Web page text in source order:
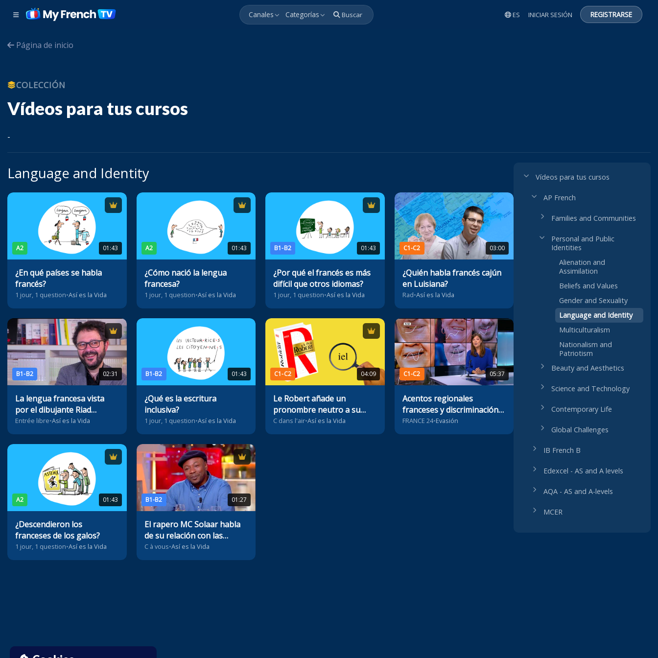
Canales Categorías Buscar ES INICIAR SESIÓN REGISTRARSE
Página de inicio
COLECCIÓN
Vídeos para tus cursos
-
Language and Identity
A2 01:43
¿En qué países se habla
francés?
1 jour, 1 question•Así es la Vida
A2 01:43
¿Cómo nació la lengua
francesa?
1 jour, 1 question•Así es la Vida
B1-B2 01:43
¿Por qué el francés es más
difícil que otros idiomas?
1 jour, 1 question•Así es la Vida
C1-C2 03:00
¿Quién habla francés cajún
en Luisiana?
Rad•Así es la Vida
B1-B2 02:31
La lengua francesa vista
por el dibujante Riad
Sattouf
Entrée libre•Así es la Vida
B1-B2 01:43
¿Qué es la escritura
inclusiva?
1 jour, 1 question•Así es la Vida
C1-C2 04:09
Le Robert añade un
pronombre neutro a su
diccionario
C dans l'air•Así es la Vida
C1-C2 05:37
Acentos regionales
franceses y discriminación
lingüística
FRANCE 24•Evasión
A2 01:43
¿Descendieron los
franceses de los galos?
1 jour, 1 question•Así es la Vida
B1-B2 01:27
El rapero MC Solaar habla
de su relación con las
palabras
C à vous•Así es la Vida
Vídeos para tus cursos
AP French
Families and Communities
Personal and Public
Identities
Alienation and
Assimilation
Beliefs and Values
Gender and Sexuality
Language and Identity
Multiculturalism
Nationalism and
Patriotism
Beauty and Aesthetics
Science and Technology
Contemporary Life
Global Challenges
IB French B
Edexcel - AS and A levels
AQA - AS and A-levels
MCER